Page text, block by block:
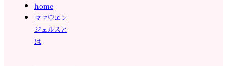
home
ママ♡エン
ジェルスと
は